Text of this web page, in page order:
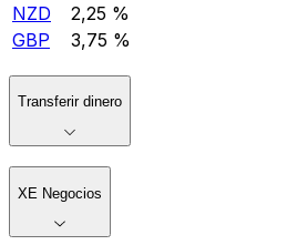
NZD
2,25 %
GBP
3,75 %
Transferir dinero
XE Negocios